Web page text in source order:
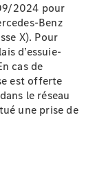
2024 pour
Benz
X). Pour
d’essuie-
cas de
est offerte
le réseau
une prise de